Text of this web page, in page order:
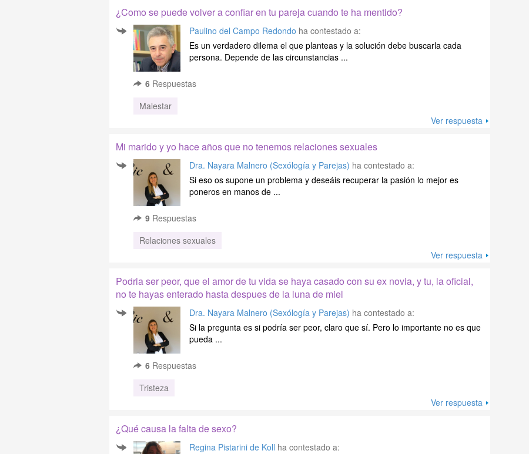
¿Como se puede volver a confiar en tu pareja cuando te ha mentido?
Paulino del Campo Redondo ha contestado a:
Es un verdadero dilema el que planteas y la solución debe buscarla cada
persona. Depende de las circunstancias ...
6 Respuestas
Malestar
Ver respuesta
Mi marido y yo hace años que no tenemos relaciones sexuales
Dra. Nayara Malnero (Sexólogía y Parejas) ha contestado a:
Si eso os supone un problema y deseáis recuperar la pasión lo mejor es
poneros en manos de ...
9 Respuestas
Relaciones sexuales
Ver respuesta
Podria ser peor, que el amor de tu vida se haya casado con su ex novia, y tu, la oficial,
no te hayas enterado hasta despues de la luna de miel
Dra. Nayara Malnero (Sexólogía y Parejas) ha contestado a:
Si la pregunta es si podría ser peor, claro que sí. Pero lo importante no es que
pueda ...
6 Respuestas
Tristeza
Ver respuesta
¿Qué causa la falta de sexo?
Regina Pistarini de Koll ha contestado a: